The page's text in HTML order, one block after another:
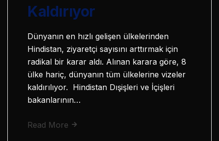
Kaldırıyor
Dünyanın en hızlı gelişen ülkelerinden
Hindistan, ziyaretçi sayısını arttırmak için
radikal bir karar aldı. Alınan karara göre, 8
ülke hariç, dünyanın tüm ülkelerine vizeler
kaldırılıyor. Hindistan Dışişleri ve İçişleri
bakanlarının…
Read More